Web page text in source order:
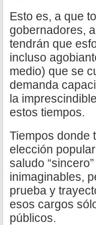
Esto es, a que
gobernadores,
tendrán que
incluso
medio) que se
demanda
la
estos tiempos.
Tiempos donde
elección
saludo
inimaginables,
prueba y
esos cargos
públicos.